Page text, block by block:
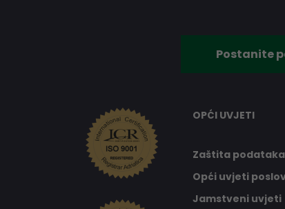
Postanite
OPĆI UVJETI
Zaštita podataka
Opći uvjeti
Jamstveni uvjeti